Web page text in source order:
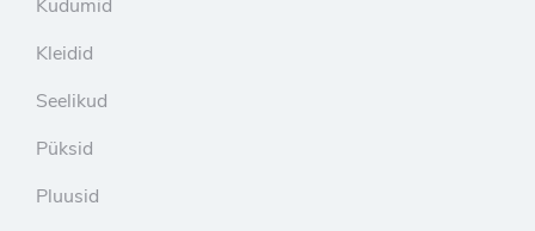
Kudumid
Kleidid
Seelikud
Püksid
Pluusid